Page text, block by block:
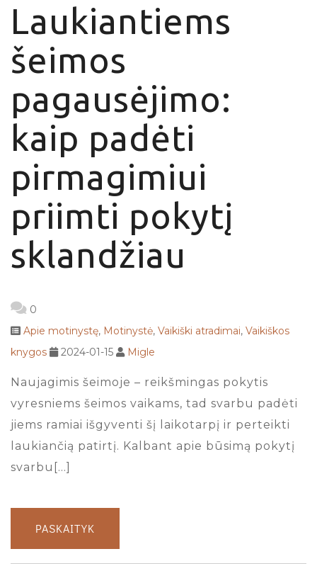
Laukiantiems
šeimos
pagausėjimo:
kaip padėti
pirmagimiui
priimti pokytį
sklandžiau
0
Apie motinystę, Motinystė, Vaikiški atradimai, Vaikiškos
knygos
2024-01-15 Migle
Naujagimis šeimoje – reikšmingas pokytis
vyresniems šeimos vaikams, tad svarbu padėti
jiems ramiai išgyventi šį laikotarpį ir perteikti
laukiančią patirtį. Kalbant apie būsimą pokytį
svarbu[…]
PASKAITYK